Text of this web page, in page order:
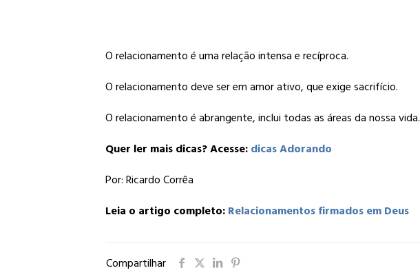
O relacionamento é uma relação intensa e recíproca.
O relacionamento deve ser em amor ativo, que exige sacrifício.
O relacionamento é abrangente, inclui todas as áreas da nossa vida.
Quer ler mais dicas? Acesse:dicas Adorando
Por: Ricardo Corrêa
Leia o artigo completo:Relacionamentos firmados em Deus
Compartilhar